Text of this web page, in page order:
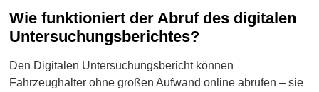
Wie funktioniert der Abruf des digitalen
Untersuchungsberichtes?
Den Digitalen Untersuchungsbericht können
Fahrzeughalter ohne großen Aufwand online abrufen – sie